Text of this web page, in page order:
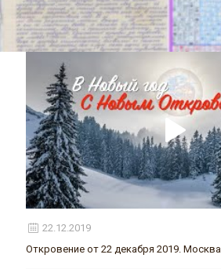
22.12.2019
Откровение от 22 декабря 2019. Москва